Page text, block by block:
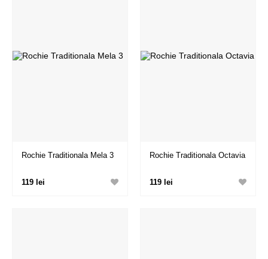
Rochie Traditionala Mela 3
119 lei
Rochie Traditionala Octavia
119 lei